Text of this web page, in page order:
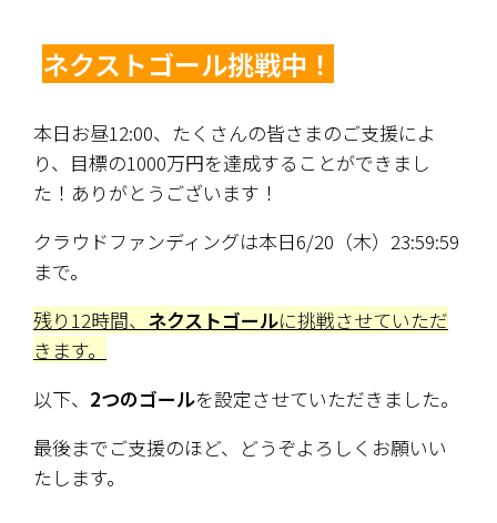
ネクストゴール挑戦中！
本日お昼12:00、たくさんの皆さまのご支援によ
り、目標の1000万円を達成することができまし
た！ありがとうございます！
クラウドファンディングは本日6/20（木）23:59:59
まで。
残り12時間、 ネクストゴールに挑戦させていただ
きます。
以下、 2つのゴールを設定させていただきました。
最後までご支援のほど、どうぞよろしくお願いい
たします。